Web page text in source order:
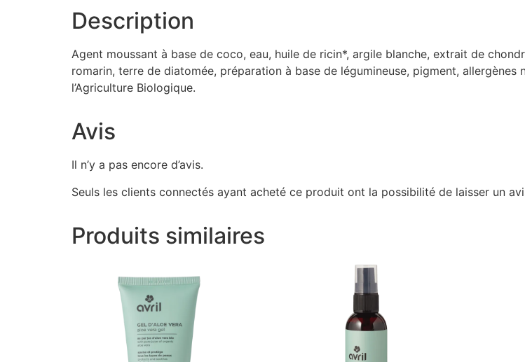
Description
Agent moussant à base de coco, eau, huile de ricin*, argile blanche, extrait de
romarin, terre de diatomée, préparation à base de légumineuse, pigment, allergènes
l’Agriculture Biologique.
Avis
Il n’y a pas encore d’avis.
Seuls les clients connectés ayant acheté ce produit ont la possibilité de laisser un
Produits similaires